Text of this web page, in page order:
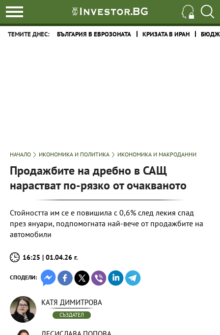
ТЕМИТЕ ДНЕС: БЪЛГАРИЯ В ЕВРОЗОНАТА КРИЗАТА В ИРАН
НАЧАЛО ИКОНОМИКА И ПОЛИТИКА ИКОНОМИКА И МАКРОДАННИ
Продажбите на дребно в САЩ
нарастват по-рязко от очакваното
Стойността им се е повишила с 0,6% след лекия спад
през януари, подпомогната най-вече от продажбите на
автомобили
16:25 | 01.04.26 г.
СПОДЕЛИ:
КАТЯ ДИМИТРОВА
СЪЗДАТЕЛ